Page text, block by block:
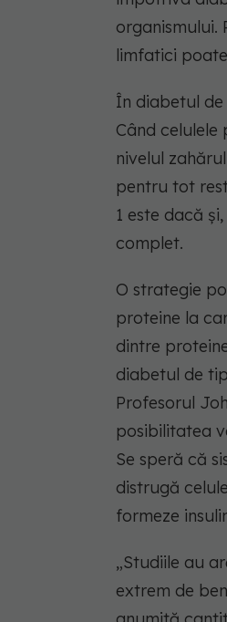
organismului.
limfatici
În diabetul de
Când
nivelul
pentru tot
1 este dacă
complet.
O strategie
proteine ​​la
dintre
diabetul de
Profesorul
posibilitatea
Se speră că
distrugă
formeze
„Studiile au
extrem de